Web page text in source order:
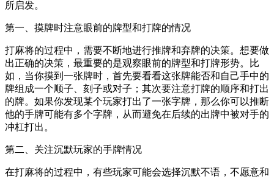
所启发。
第一、摸牌时注意眼前的牌型和打牌的情况
打麻将的过程中，需要不断地进行推牌和弃牌的决策。想要做
出正确的决策，最重要的是观察眼前的牌型和打牌形势。比
如，当你摸到一张牌时，首先要看看这张牌能否和自己手中的
牌组成一个顺子、刻子或对子；其次要注意打牌的顺序和打出
的牌。如果你发现某个玩家打出了一张字牌，那么你可以推断
他的手牌可能有多个字牌，从而避免在后续的出牌中被对手的
冲杠打出。
第二、关注沉默玩家的手牌情况
在打麻将的过程中，有些玩家可能会选择沉默不语，不愿意和